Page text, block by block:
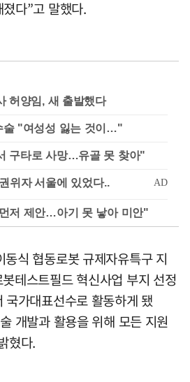
다”고 말했다.
허양임, 새 출발했다
술 "여성성 잃는 것이…"
구타로 사망…유골 못 찾아"
저 제안…아기 못 낳아 미안"
식 협동로봇 규제자유특구 지
테스트필드 혁신사업 부지 선정
국가대표선수로 활동하게 됐
개발과 활용을 위해 모든 지원
혔다.